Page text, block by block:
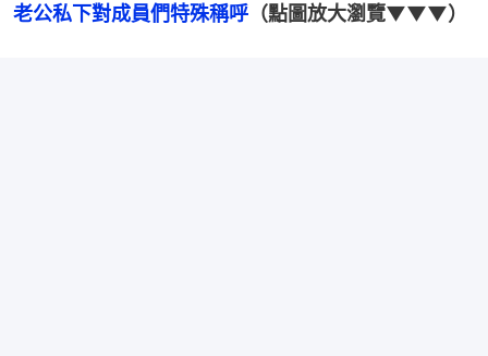
老公私下對成員們特殊稱呼 （點圖放大瀏覽▼▼▼）